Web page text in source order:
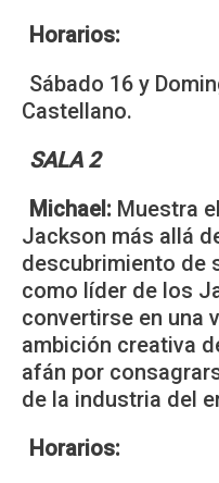
Horarios:
Sábado 16 y
Castellano.
SALA 2
Michael: Muestra
Jackson más allá
descubrimiento de
como líder de los
convertirse en una
ambición creativa
afán por
de la industria del
Horarios: